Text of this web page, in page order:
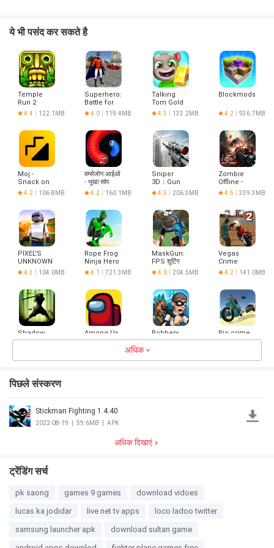
ये भी पसंद कर सकते है
Temple
Run 2
4.4 122.1MB
Superhero:
Battle for
Justice
4.0 119.4MB
Talking
Tom Gold
Run
4.3 133.2MB
Blockmods
4.2 936.7MB
Moj -
Snack on
Indian
Short
Made in
India
4.2 106.8MB
वर्म्सजोन.आईओ
- भूखा सांप
4.2 160.1MB
Sniper
3D：Gun
Shooting
Games
4.5 206.3MB
Zombie
Offline -
Dead
Target
4.5 339.3MB
PIXEL'S
UNKNOWN
BATTLE
GROUND
4.3 104.0MB
Rope Frog
Ninja Hero
Car Vegas
4.1 721.3MB
MaskGun:
FPS शूटिंग
बंदूक खेल
4.0 204.5MB
Vegas
Crime
Simulator 2
4.2 141.0MB
Shadow
Fight 2
Among Us
657.8MB
Robbery
Bob
Rio crime
city: mafia
PPSSPP -
PSP
emulator
मिनी मिलिशिया -
डूडल आर्मी 2
अधिक
पिछले संस्करण
Stickman Fighting 1.4.40
2022-08-19 59.6MB APK
अधिक दिखाएं
ट्रेंडिंग सर्च
pk saong games 9 games
download vidoes
lucas ka jodidar
live net tv apps
loco ladoo twitter
samsung launcher apk
download sultan game